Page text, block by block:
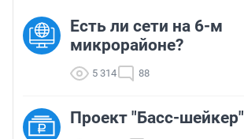
Есть ли сети на 6-м
микрорайоне?
5 314 88
Проект "Басс-шейкер"